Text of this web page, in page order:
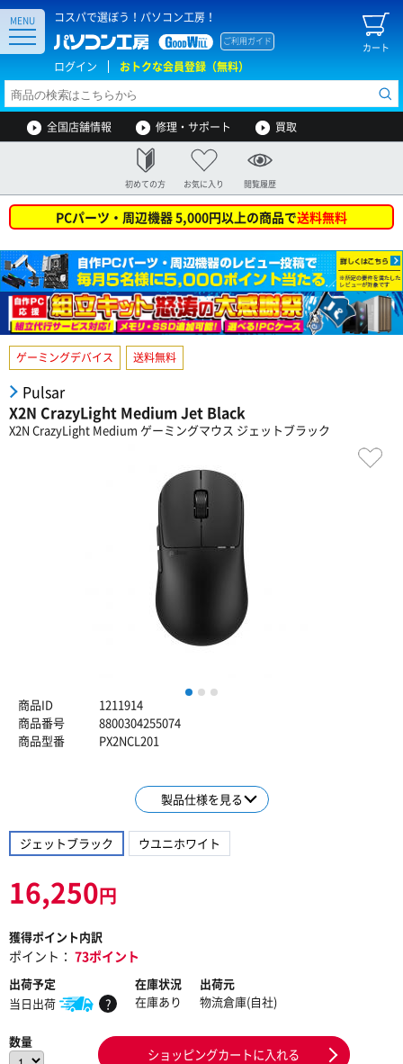
コスパで選ぼう！パソコン工房！
カート
ご利用ガイド
ログイン おトクな会員登録（無料）
MENU
全国店舗情報 修理・サポート 買取
初めての方 お気に入り 閲覧履歴
PCパーツ・周辺機器 5,000円以上の商品で送料無料
ゲーミングデバイス 送料無料
Pulsar
X2N CrazyLight Medium Jet Black
X2N CrazyLight Medium ゲーミングマウス ジェットブラック
1 2
商品ID
1211914
商品番号
8800304255074
商品型番
PX2NCL201
製品仕様を見る
ジェットブラック ウユニホワイト
16,250円
獲得ポイント内訳
ポイント： 73ポイント
出荷予定
当日出荷
?
在庫状況
在庫あり
出荷元
物流倉庫(自社)
数量
ショッピングカートに入れる